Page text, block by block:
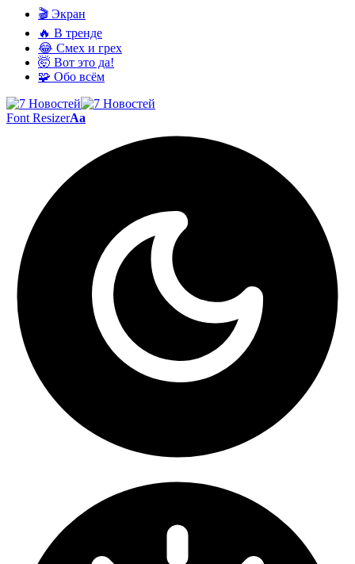
🎬 Экран
🔥 В тренде
😂 Смех и грех
🤯 Вот это да!
🧩 Обо всём
Font ResizerAa